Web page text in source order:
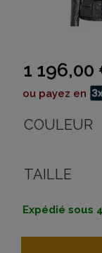
1 196,00
ou payez en
COULEUR
TAILLE
Expédié sous